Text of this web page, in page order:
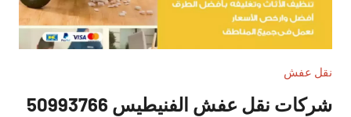
نقل عفش
شركات نقل عفش الفنيطيس 50993766